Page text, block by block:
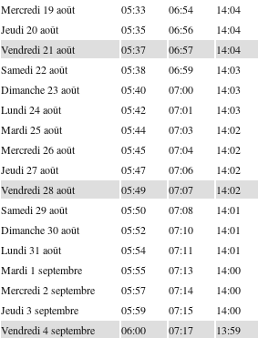
Mercredi 19 août 05:33 06:54 14:04
Jeudi 20 août 05:35 06:56 14:04
Vendredi 21 août 05:37 06:57 14:04
Samedi 22 août 05:38 06:59 14:03
Dimanche 23 août 05:40 07:00 14:03
Lundi 24 août 05:42 07:01 14:03
Mardi 25 août 05:44 07:03 14:02
Mercredi 26 août 05:45 07:04 14:02
Jeudi 27 août 05:47 07:06 14:02
Vendredi 28 août 05:49 07:07 14:02
Samedi 29 août 05:50 07:08 14:01
Dimanche 30 août 05:52 07:10 14:01
Lundi 31 août 05:54 07:11 14:01
Mardi 1 septembre 05:55 07:13 14:00
Mercredi 2 septembre 05:57 07:14 14:00
Jeudi 3 septembre 05:59 07:15 14:00
Vendredi 4 septembre 06:00 07:17 13:59